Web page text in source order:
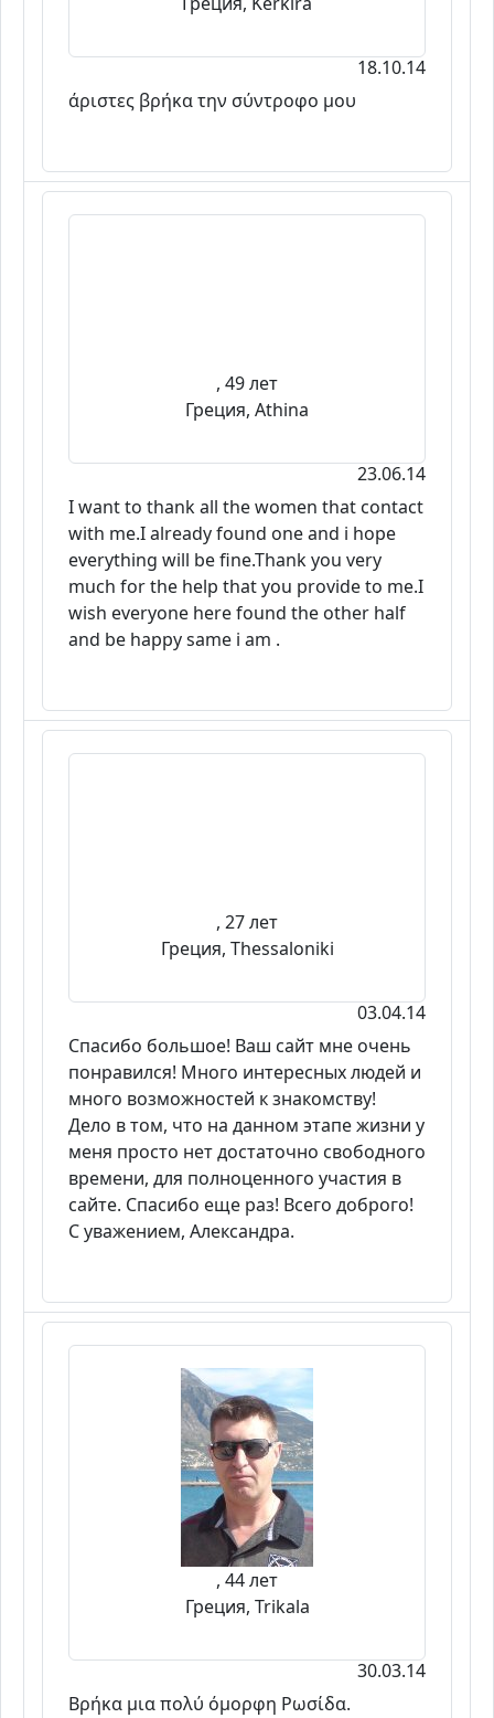
18.10.14
άριστες βρήκα την σύντροφο μου
, 49 лет
Греция, Athina
23.06.14
I want to thank all the women that contact
with me.I already found one and i hope
everything will be fine.Thank you very
much for the help that you provide to me.I
wish everyone here found the other half
and be happy same i am .
, 27 лет
Греция, Thessaloniki
03.04.14
Спасибо большое! Ваш сайт мне очень
понравился! Много интересных людей и
много возможностей к знакомству!
Дело в том, что на данном этапе жизни у
меня просто нет достаточно свободного
времени, для полноценного участия в
сайте. Спасибо еще раз! Всего доброго!
С уважением, Александра.
, 44 лет
Греция, Trikala
30.03.14
Βρήκα μια πολύ όμορφη Ρωσίδα.